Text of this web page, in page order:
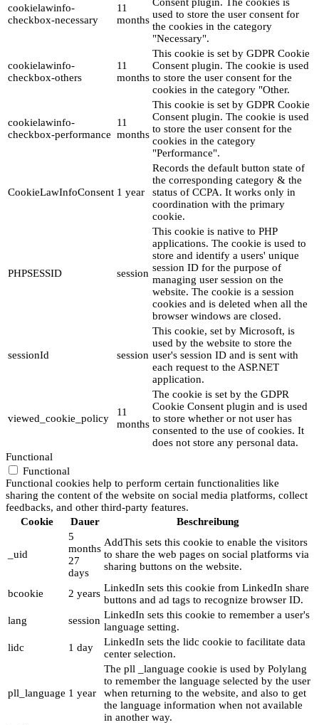
cookielawinfo-
checkbox-necessary
11
months used to store the user consent for
the cookies in the category
"Necessary".
cookielawinfo-
checkbox-others
11
months
This cookie is set by GDPR Cookie
Consent plugin. The cookie is used
to store the user consent for the
cookies in the category "Other.
cookielawinfo-
checkbox-performance
11
months
This cookie is set by GDPR Cookie
Consent plugin. The cookie is used
to store the user consent for the
cookies in the category
"Performance".
CookieLawInfoConsent 1 year
Records the default button state of
the corresponding category & the
status of CCPA. It works only in
coordination with the primary
cookie.
PHPSESSID session
This cookie is native to PHP
applications. The cookie is used to
store and identify a users' unique
session ID for the purpose of
managing user session on the
website. The cookie is a session
cookies and is deleted when all the
browser windows are closed.
sessionId session
This cookie, set by Microsoft, is
used by the website to store the
user's session ID and is sent with
each request to the ASP.NET
application.
viewed_cookie_policy
11
months
The cookie is set by the GDPR
Cookie Consent plugin and is used
to store whether or not user has
consented to the use of cookies. It
does not store any personal data.
Functional
Functional
Functional cookies help to perform certain functionalities like
sharing the content of the website on social media platforms, collect
feedbacks, and other third-party features.
Cookie
Dauer Beschreibung
_uid
5
months
27
days
AddThis sets this cookie to enable the visitors
to share the web pages on social platforms via
sharing buttons on the website.
bcookie 2 years LinkedIn sets this cookie from LinkedIn share
buttons and ad tags to recognize browser ID.
lang
session LinkedIn sets this cookie to remember a user's
language setting.
lidc
1 day
LinkedIn sets the lidc cookie to facilitate data
center selection.
pll_language 1 year
The pll _language cookie is used by Polylang
to remember the language selected by the user
when returning to the website, and also to get
the language information when not available
in another way.